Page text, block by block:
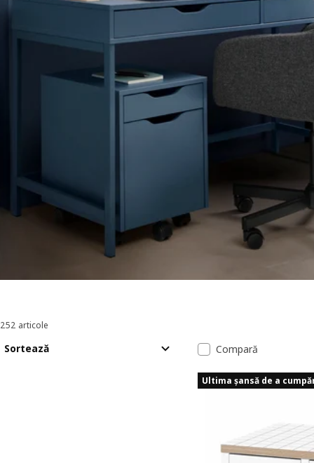
Sortează și filtrează
252 articole
Sortează Lista de
Compară
Ultima șansă de a